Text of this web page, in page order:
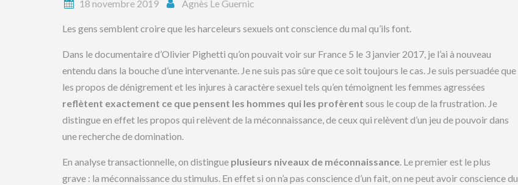
18 novembre 2019 Agnès Le Guernic
Les gens semblent croire que les harceleurs sexuels ont conscience du mal qu’ils font.
Dans le documentaire d’Olivier Pighetti qu’on pouvait voir sur France 5 le 3 janvier 2017, je l’ai à nouveau
entendu dans la bouche d’une intervenante. Je ne suis pas sûre que ce soit toujours le cas. Je suis persuadée que
les propos de dénigrement et les injures à caractère sexuel tels qu’en témoignent les femmes agressées
reflètent exactement ce que pensent les hommes qui les profèrent sous le coup de la frustration. Je
distingue en effet les propos qui relèvent de la méconnaissance, de ceux qui relèvent d’un jeu de pouvoir dans
une recherche de domination.
En analyse transactionnelle, on distingue plusieurs niveaux de méconnaissance. Le premier est le plus
grave : la méconnaissance du stimulus. En effet si on n’a pas conscience d’un fait, on ne peut avoir conscience du